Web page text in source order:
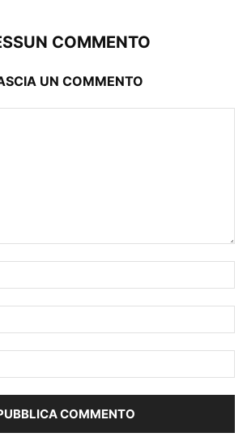
COMMENTO
UN COMMENTO